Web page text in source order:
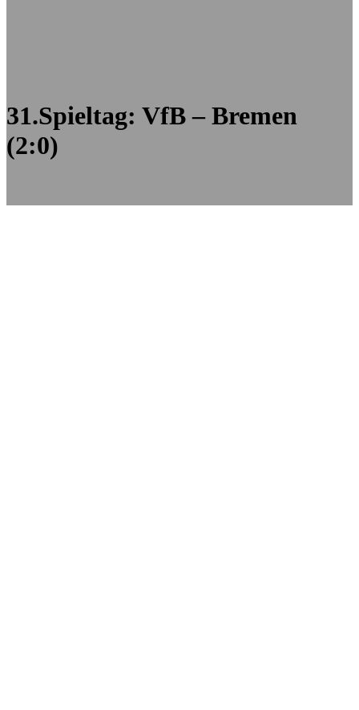
31.Spieltag: VfB – Bremen
(2:0)